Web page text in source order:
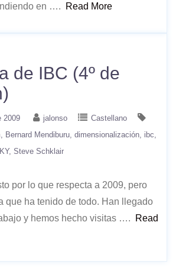
en ….
Read More
de IBC (4º de
2009 jalonso
Castellano
Bernard Mendiburu dimensionalización ibc
Steve Schklair
por lo que respecta a 2009, pero
que ha tenido de todo. Han llegado
y hemos hecho visitas ….
Read